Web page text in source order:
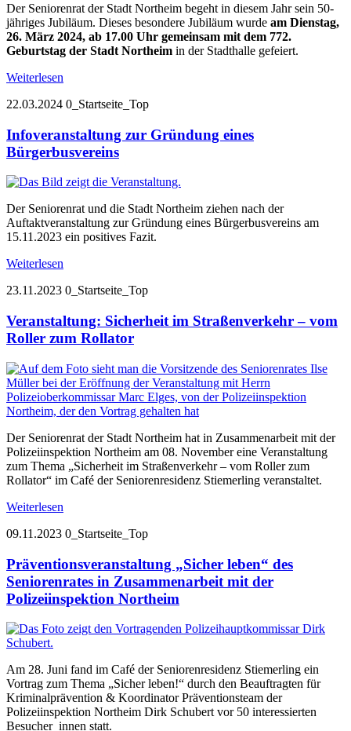
Der Seniorenrat der Stadt Northeim begeht in diesem Jahr sein 50-
jähriges Jubiläum. Dieses besondere Jubiläum wurde am Dienstag,
26. März 2024, ab 17.00 Uhr gemeinsam mit dem 772.
Geburtstag der Stadt Northeim in der Stadthalle gefeiert.
Weiterlesen
22.03.2024 0_Startseite_Top
Infoveranstaltung zur Gründung eines
Bürgerbusvereins
Der Seniorenrat und die Stadt Northeim ziehen nach der
Auftaktveranstaltung zur Gründung eines Bürgerbusvereins am
15.11.2023 ein positives Fazit.
Weiterlesen
23.11.2023 0_Startseite_Top
Veranstaltung: Sicherheit im Straßenverkehr – vom
Roller zum Rollator
Der Seniorenrat der Stadt Northeim hat in Zusammenarbeit mit der
Polizeiinspektion Northeim am 08. November eine Veranstaltung
zum Thema „Sicherheit im Straßenverkehr – vom Roller zum
Rollator“ im Café der Seniorenresidenz Stiemerling veranstaltet.
Weiterlesen
09.11.2023 0_Startseite_Top
Präventionsveranstaltung „Sicher leben“ des
Seniorenrates in Zusammenarbeit mit der
Polizeiinspektion Northeim
Am 28. Juni fand im Café der Seniorenresidenz Stiemerling ein
Vortrag zum Thema „Sicher leben!“ durch den Beauftragten für
Kriminalprävention & Koordinator Präventionsteam der
Polizeiinspektion Northeim Dirk Schubert vor 50 interessierten
Besucher_innen statt.